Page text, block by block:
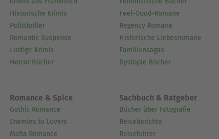
Historische Krimis
Politthriller
Romantic Suspense
Lustige Krimis
Horror Bücher
Feel-Good-Romane
Regency Romane
Historische Liebesromane
Familiensagas
Dystopie Bücher
Romance & Spice
Gothic Romance
Enemies to Lovers
Mafia Romance
Sachbuch & Ratgeber
Bücher über Fotografie
Reiseberichte
Reiseführer